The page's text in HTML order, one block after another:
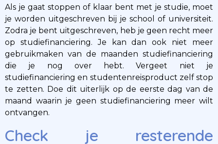
Als je gaat stoppen of klaar bent met je studie, moet
je worden uitgeschreven bij je school of universiteit.
Zodra je bent uitgeschreven, heb je geen recht meer
op studiefinanciering. Je kan dan ook niet meer
gebruikmaken van de maanden studiefinanciering
die je nog over hebt. Vergeet niet je
studiefinanciering en studentenreisproduct zelf stop
te zetten. Doe dit uiterlijk op de eerste dag van de
maand waarin je geen studiefinanciering meer wilt
ontvangen.
Check je resterende